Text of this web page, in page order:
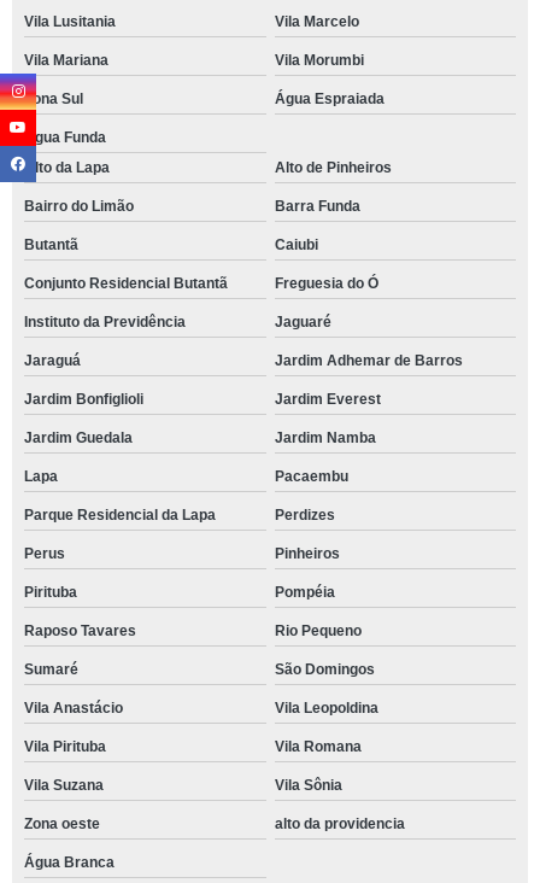
Vila Lusitania Vila Marcelo
Vila Mariana Vila Morumbi
Zona Sul Água Espraiada
Água Funda
Alto da Lapa
Alto de Pinheiros
Bairro do Limão Barra Funda
Butantã Caiubi
Conjunto Residencial Butantã Freguesia do Ó
Instituto da Previdência Jaguaré
Jaraguá Jardim Adhemar de Barros
Jardim Bonfiglioli Jardim Everest
Jardim Guedala Jardim Namba
Lapa Pacaembu
Parque Residencial da Lapa Perdizes
Perus Pinheiros
Pirituba Pompéia
Raposo Tavares Rio Pequeno
Sumaré São Domingos
Vila Anastácio Vila Leopoldina
Vila Pirituba Vila Romana
Vila Suzana Vila Sônia
Zona oeste alto da providencia
Água Branca